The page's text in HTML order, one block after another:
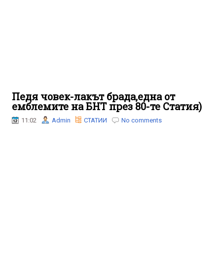
Педя човек-лакът брада,една от
емблемите на БНТ през 80-те Статия)
11:02 Admin СТАТИИ No comments